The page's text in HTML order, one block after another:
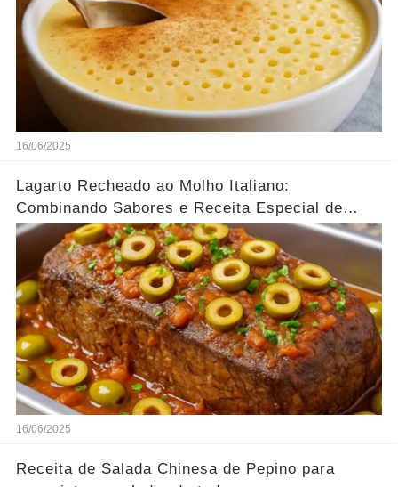
16/06/2025
Lagarto Recheado ao Molho Italiano:
Combinando Sabores e Receita Especial de
família
16/06/2025
Receita de Salada Chinesa de Pepino para